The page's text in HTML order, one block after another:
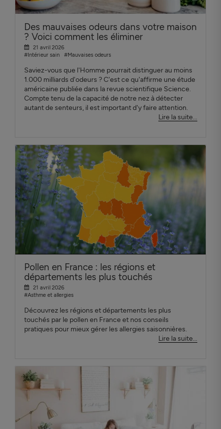
Des mauvaises odeurs dans votre maison
? Voici comment les éliminer
21 avril 2026
#Intérieur sain
#Mauvaises odeurs
Saviez-vous que l'Homme pourrait distinguer au moins
1.000 milliards d'odeurs ? C'est ce qu'affirme une étude
américaine publiée dans la revue scientifique Science.
Compte tenu de la capacité de notre nez à détecter
autant de senteurs, il est important d'y faire attention.
Lire la suite...
Pollen en France : les régions et
départements les plus touchés
21 avril 2026
#Asthme et allergies
Découvrez les régions et départements les plus
touchés par le pollen en France et nos conseils
pratiques pour mieux gérer les allergies saisonnières.
Lire la suite...